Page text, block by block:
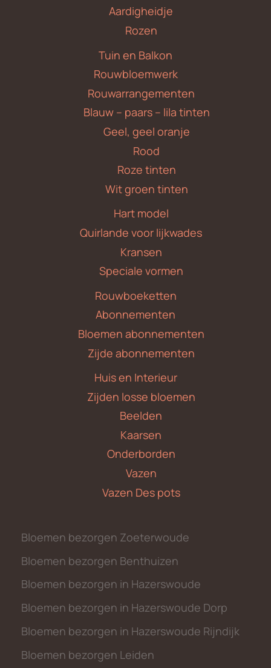
Aardigheidje
Rozen
Tuin en Balkon
Rouwbloemwerk
Rouwarrangementen
Blauw – paars – lila tinten
Geel, geel oranje
Rood
Roze tinten
Wit groen tinten
Hart model
Quirlande voor lijkwades
Kransen
Speciale vormen
Rouwboeketten
Abonnementen
Bloemen abonnementen
Zijde abonnementen
Huis en Interieur
Zijden losse bloemen
Beelden
Kaarsen
Onderborden
Vazen
Vazen Des pots
Bloemen bezorgen Zoeterwoude
Bloemen bezorgen Benthuizen
Bloemen bezorgen in Hazerswoude
Bloemen bezorgen in Hazerswoude Dorp
Bloemen bezorgen in Hazerswoude Rijndijk
Bloemen bezorgen Leiden